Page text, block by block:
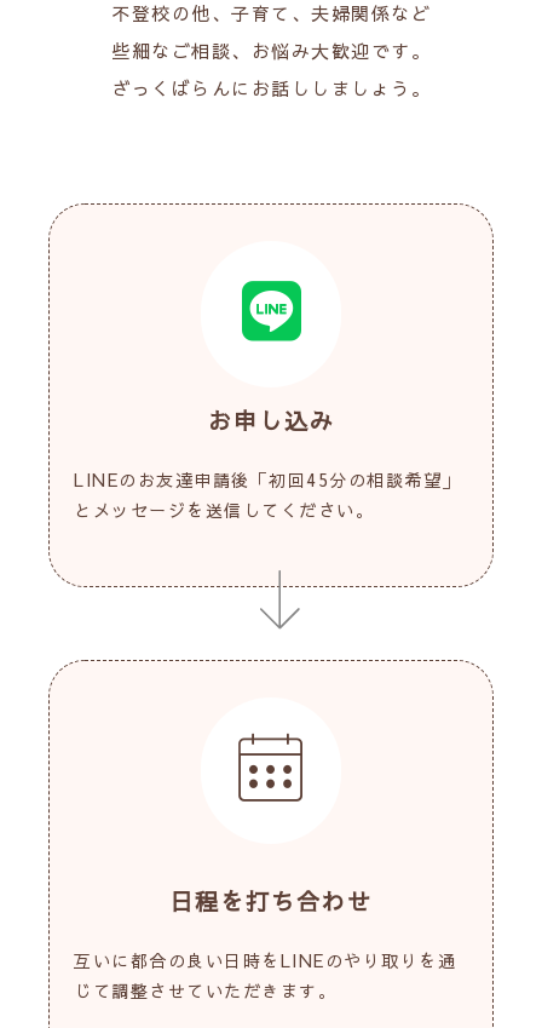
不登校の他、子育て、夫婦関係など
些細なご相談、お悩み大歓迎です。
ざっくばらんにお話ししましょう。
お申し込み
LINEのお友達申請後「初回45分の相談希望」
とメッセージを送信してください。
日程を打ち合わせ
互いに都合の良い日時をLINEのやり取りを通
じて調整させていただきます。